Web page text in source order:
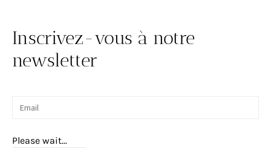
Inscrivez-vous à notre
newsletter
Please wait...